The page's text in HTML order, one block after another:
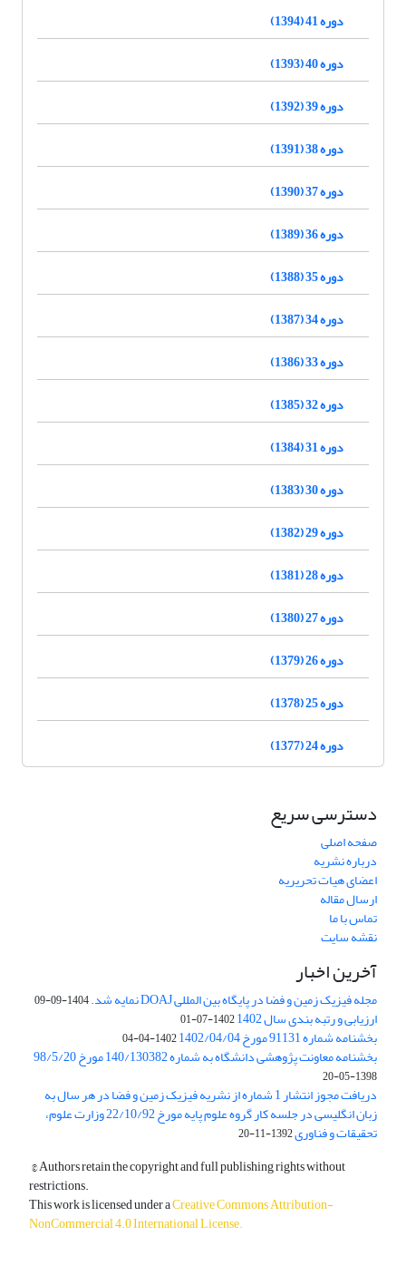
دوره 41 (1394)
دوره 40 (1393)
دوره 39 (1392)
دوره 38 (1391)
دوره 37 (1390)
دوره 36 (1389)
دوره 35 (1388)
دوره 34 (1387)
دوره 33 (1386)
دوره 32 (1385)
دوره 31 (1384)
دوره 30 (1383)
دوره 29 (1382)
دوره 28 (1381)
دوره 27 (1380)
دوره 26 (1379)
دوره 25 (1378)
دوره 24 (1377)
دسترسی سریع
صفحه اصلی
درباره نشریه
اعضای هیات تحریریه
ارسال مقاله
تماس با ما
نقشه سایت
آخرین اخبار
مجله فیزیک زمین و فضا در پایگاه بین المللی DOAJ نمایه شد. 1404-09-09
ارزیابی و رتبه بندی سال 1402 1402-07-01
بخشنامه شماره 91131 مورخ 1402/04/04 1402-04-04
بخشنامه معاونت پژوهشی دانشگاه به شماره 140/130382 مورخ 98/5/20
1398-05-20
دریافت مجوز انتشار 1 شماره از نشریه فیزیک زمین و فضا در هر سال به
زبان انگلیسی در جلسه کار گروه علوم پایه مورخ 22/10/92 وزارت علوم،
تحقیقات و فناوری1392-11-20
© Authors retain the copyright and full publishing rights without
restrictions.
This work is licensed under aCreative Commons Attribution-
NonCommercial 4.0 International License.